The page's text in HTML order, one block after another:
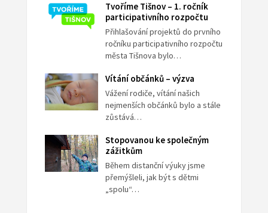
Tvoříme Tišnov – 1. ročník
participativního rozpočtu
Přihlašování projektů do prvního
ročníku participativního rozpočtu
města Tišnova bylo…
Vítání občánků – výzva
Vážení rodiče, vítání našich
nejmenších občánků bylo a stále
zůstává…
Stopovanou ke společným
zážitkům
Během distanční výuky jsme
přemýšleli, jak být s dětmi
„spolu“…